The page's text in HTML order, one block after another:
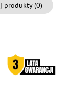
produkty (0)